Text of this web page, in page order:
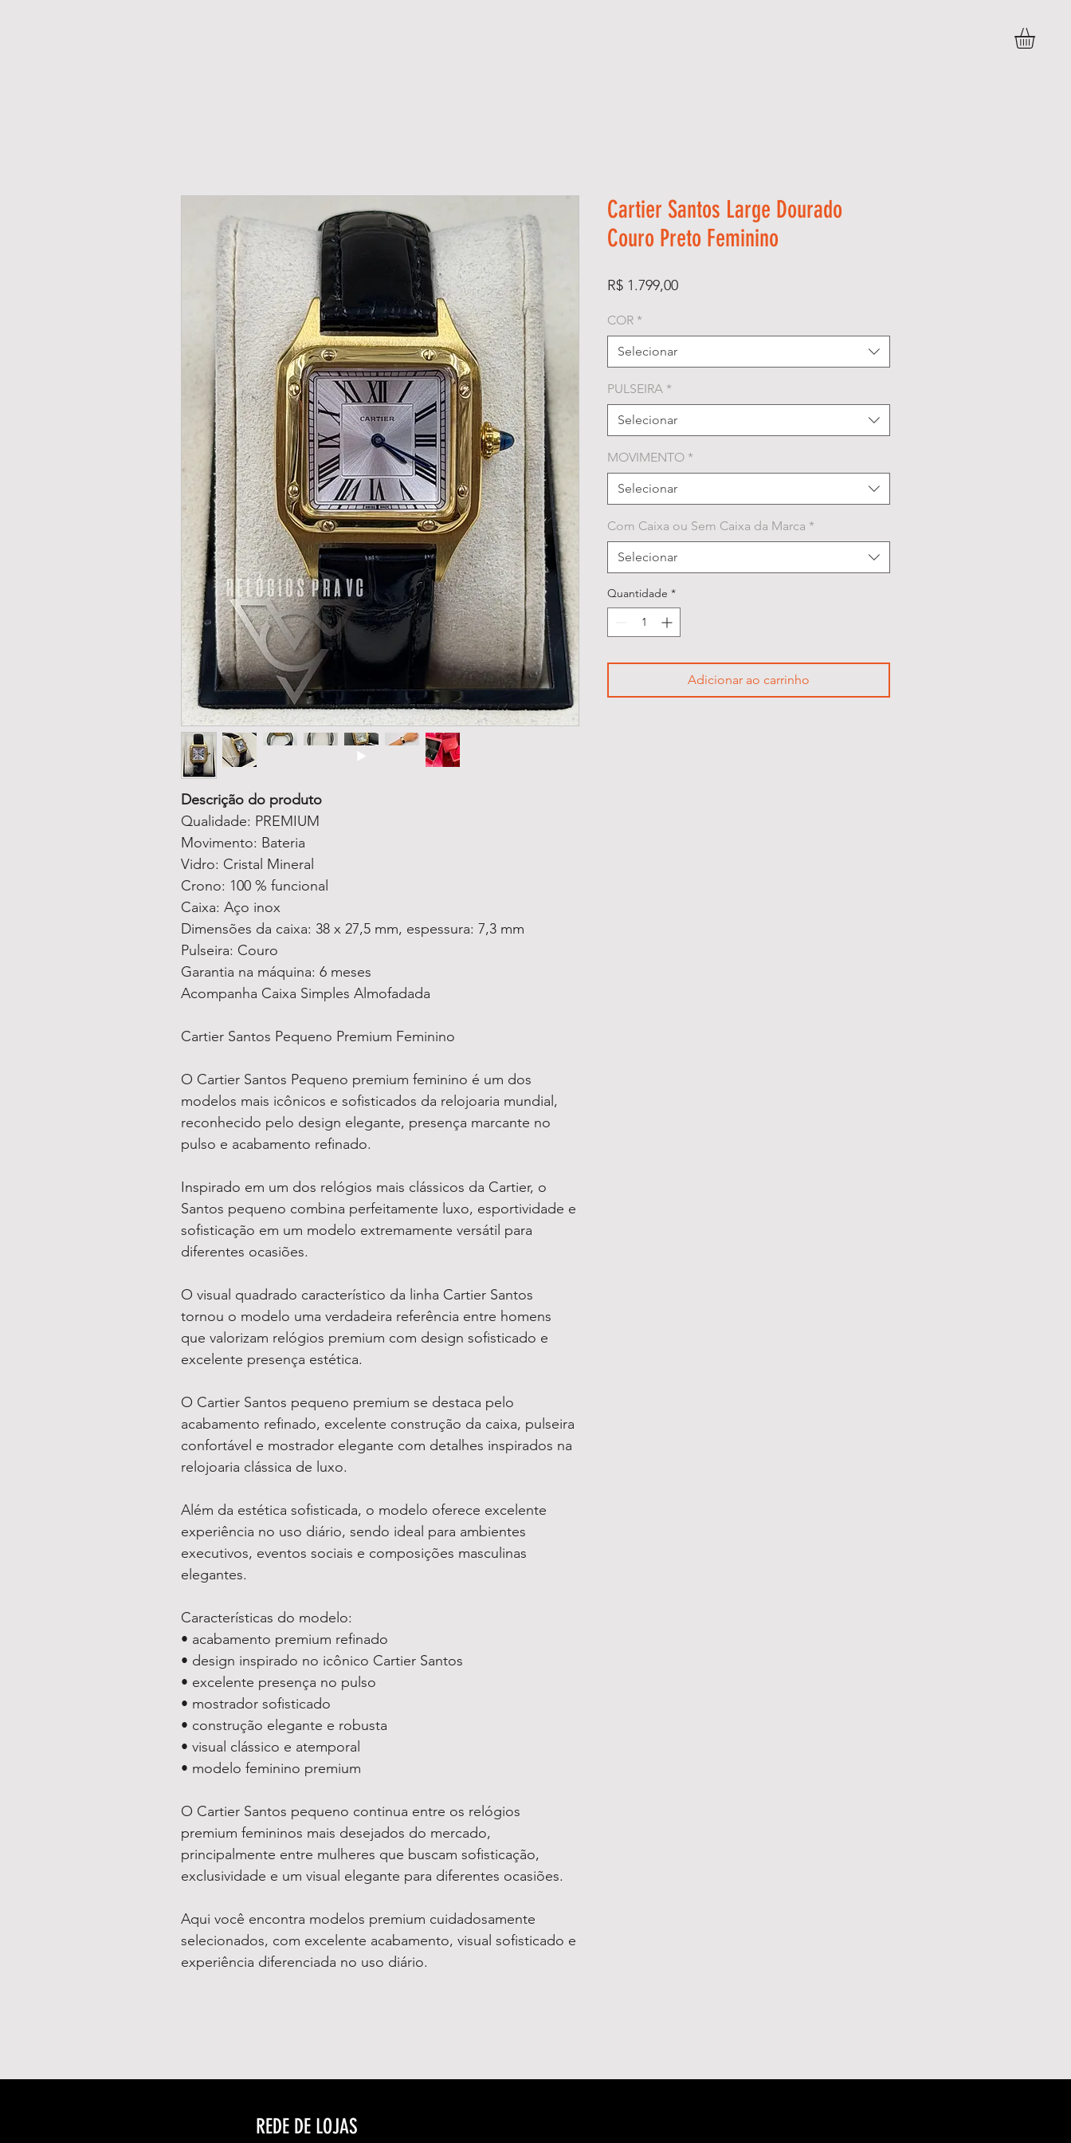
Descrição do produto
Qualidade: PREMIUM
Movimento: Bateria
Vidro: Cristal Mineral
Crono: 100 % funcional
Caixa: Aço inox
Dimensões da caixa: 38 x 27,5 mm, espessura: 7,3 mm
Pulseira: Couro
Garantia na máquina: 6 meses
Acompanha Caixa Simples Almofadada
Cartier Santos Pequeno Premium Feminino
O Cartier Santos Pequeno premium feminino é um dos
modelos mais icônicos e sofisticados da relojoaria mundial,
reconhecido pelo design elegante, presença marcante no
pulso e acabamento refinado.
Inspirado em um dos relógios mais clássicos da Cartier, o
Santos pequeno combina perfeitamente luxo, esportividade e
sofisticação em um modelo extremamente versátil para
diferentes ocasiões.
O visual quadrado característico da linha Cartier Santos
tornou o modelo uma verdadeira referência entre homens
que valorizam relógios premium com design sofisticado e
excelente presença estética.
O Cartier Santos pequeno premium se destaca pelo
acabamento refinado, excelente construção da caixa, pulseira
confortável e mostrador elegante com detalhes inspirados na
relojoaria clássica de luxo.
Além da estética sofisticada, o modelo oferece excelente
experiência no uso diário, sendo ideal para ambientes
executivos, eventos sociais e composições masculinas
elegantes.
Características do modelo:
• acabamento premium refinado
• design inspirado no icônico Cartier Santos
• excelente presença no pulso
• mostrador sofisticado
• construção elegante e robusta
• visual clássico e atemporal
• modelo feminino premium
O Cartier Santos pequeno continua entre os relógios
premium femininos mais desejados do mercado,
principalmente entre mulheres que buscam sofisticação,
exclusividade e um visual elegante para diferentes ocasiões.
Aqui você encontra modelos premium cuidadosamente
selecionados, com excelente acabamento, visual sofisticado e
experiência diferenciada no uso diário.
Cartier Santos Large Dourado
Couro Preto Feminino
R$ 1.799,00Preço
COR *
Selecionar
PULSEIRA *
Selecionar
MOVIMENTO *
Selecionar
Com Caixa ou Sem Caixa da Marca *
Selecionar
Quantidade *
Adicionar ao carrinho
REDE DE LOJAS